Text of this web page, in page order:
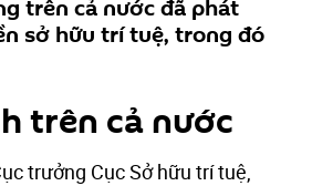
trên cả nước đã phát
sở hữu trí tuệ, trong đó
trên cả nước
trưởng Cục Sở hữu trí tuệ,